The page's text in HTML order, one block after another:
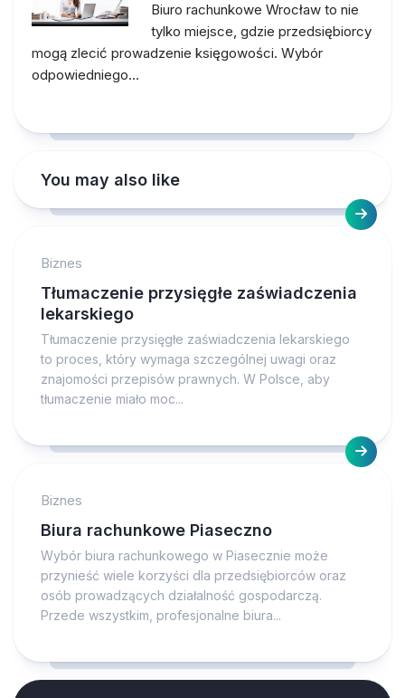
Biuro rachunkowe Wrocław to nie
tylko miejsce, gdzie przedsiębiorcy
mogą zlecić prowadzenie księgowości. Wybór
odpowiedniego…
You may also like
Biznes
Tłumaczenie przysięgłe zaświadczenia
lekarskiego
Tłumaczenie przysięgłe zaświadczenia lekarskiego
to proces, który wymaga szczególnej uwagi oraz
znajomości przepisów prawnych. W Polsce, aby
tłumaczenie miało moc...
Biznes
Biura rachunkowe Piaseczno
Wybór biura rachunkowego w Piasecznie może
przynieść wiele korzyści dla przedsiębiorców oraz
osób prowadzących działalność gospodarczą.
Przede wszystkim, profesjonalne biura...